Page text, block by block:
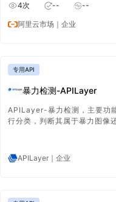
能力，支持检测公章位置并识
体、企事业单位名称等字段。
和公网可访问的地址，图片格
4次 -- --
阿里云市场 ｜企业
专用API
暴力检测-APILayer
APILayer-暴力检测，主要功
行分类，判断其属于暴力图像
为相关场景的分析和决策提供
APILayer ｜企业